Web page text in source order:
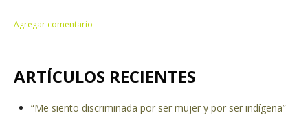
ARTÍCULOS RECIENTES
“Me siento discriminada por ser mujer y por ser indígena”